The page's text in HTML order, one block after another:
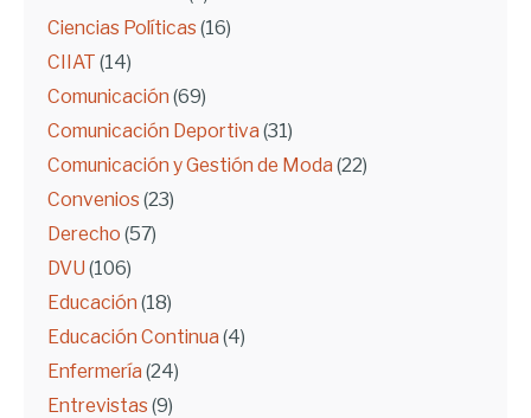
Ciencias Políticas (16)
CIIAT (14)
Comunicación (69)
Comunicación Deportiva (31)
Comunicación y Gestión de Moda (22)
Convenios (23)
Derecho (57)
DVU (106)
Educación (18)
Educación Continua (4)
Enfermería (24)
Entrevistas (9)